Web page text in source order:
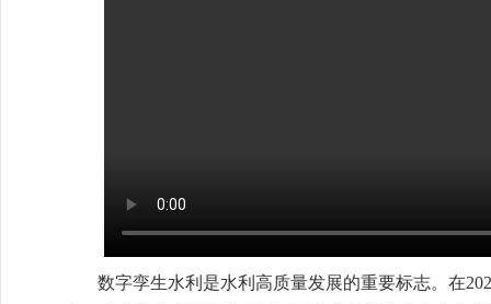
数字孪生水利是水利高质量发展的重要标志。在